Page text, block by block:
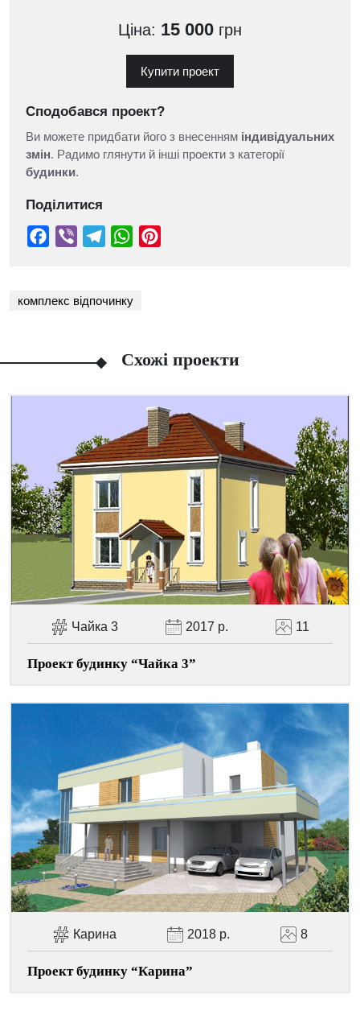
Ціна: 15 000 грн
Купити проект
Сподобався проект?
Ви можете придбати його з внесенням індивідуальних
змін. Радимо глянути й інші проекти з категорії
будинки.
Поділитися
Facebook
ViberTelegramWhatsApp
Pinterest
комплекс відпочинку
Схожі проекти
Чайка 3 2017 р. 11
Проект будинку “Чайка 3”
Карина 2018 р. 8
Проект будинку “Карина”